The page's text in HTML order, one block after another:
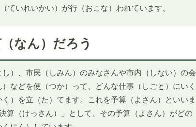
ていれいかい）が行（おこな）われています。
なん）だろう
）、市民（しみん）のみなさんや市内（しない）の会
などを使（つか）って、どんな仕事（しごと）にいく
）を立（た）てます。これを予算（よさん）といいま
算（けっさん）」として、その予算（よさん）がどの